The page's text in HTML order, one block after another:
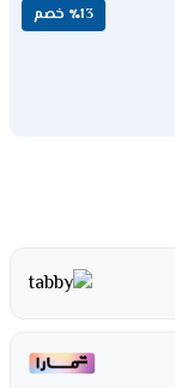
٪13 خصم